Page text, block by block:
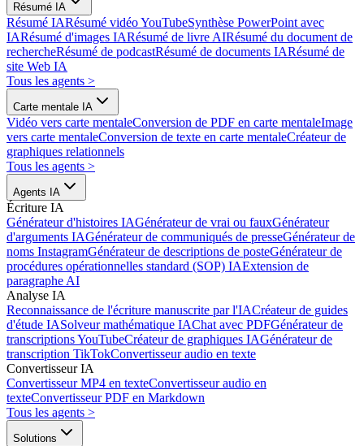
Résumé IA
Résumé IARésumé vidéo YouTubeSynthèse PowerPoint avec
IARésumé d'images IARésumé de livre AIRésumé du document de
rechercheRésumé de podcastRésumé de documents IARésumé de
site Web IA
Tous les agents >
Carte mentale IA
Vidéo vers carte mentaleConversion de PDF en carte mentaleImage
vers carte mentaleConversion de texte en carte mentaleCréateur de
graphiques relationnels
Tous les agents >
Agents IA
Écriture IA
Générateur d'histoires IAGénérateur de vrai ou fauxGénérateur
d'arguments IAGénérateur de communiqués de presseGénérateur de
noms InstagramGénérateur de descriptions de posteGénérateur de
procédures opérationnelles standard (SOP) IAExtension de
paragraphe AI
Analyse IA
Reconnaissance de l'écriture manuscrite par l'IACréateur de guides
d'étude IASolveur mathématique IAChat avec PDFGénérateur de
transcriptions YouTubeCréateur de graphiques IAGénérateur de
transcription TikTokConvertisseur audio en texte
Convertisseur IA
Convertisseur MP4 en texteConvertisseur audio en
texteConvertisseur PDF en Markdown
Tous les agents >
Solutions